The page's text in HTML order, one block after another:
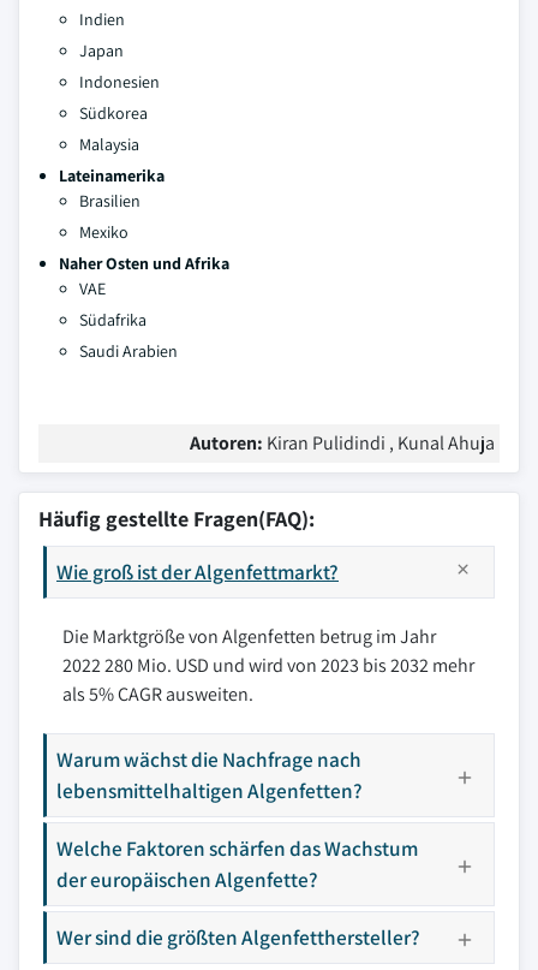
Indien
Japan
Indonesien
Südkorea
Malaysia
Lateinamerika
Brasilien
Mexiko
Naher Osten und Afrika
VAE
Südafrika
Saudi Arabien
Autoren: Kiran Pulidindi , Kunal Ahuja
Häufig gestellte Fragen(FAQ):
Wie groß ist der Algenfettmarkt?
Die Marktgröße von Algenfetten betrug im Jahr
2022 280 Mio. USD und wird von 2023 bis 2032 mehr
als 5% CAGR ausweiten.
Warum wächst die Nachfrage nach
lebensmittelhaltigen Algenfetten?
Welche Faktoren schärfen das Wachstum
der europäischen Algenfette?
Wer sind die größten Algenfetthersteller?